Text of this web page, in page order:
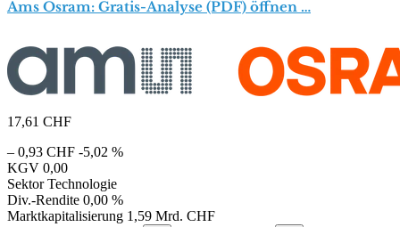
Ams Osram: Gratis-Analyse (PDF) öffnen …
17,61 CHF
– 0,93 CHF -5,02 %
KGV 0,00
Sektor Technologie
Div.-Rendite 0,00 %
Marktkapitalisierung 1,59 Mrd. CHF